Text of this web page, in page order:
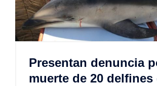
Presentan denuncia
muerte de 20 delfines